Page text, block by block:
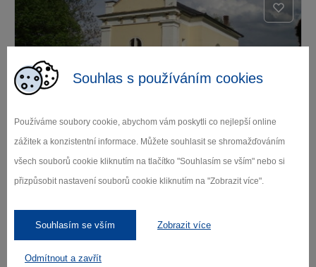
Souhlas s používáním cookies
Používáme soubory cookie, abychom vám poskytli co nejlepší online
zážitek a konzistentní informace. Můžete souhlasit se shromažďováním
všech souborů cookie kliknutím na tlačítko "Souhlasím se vším" nebo si
přizpůsobit nastavení souborů cookie kliknutím na "Zobrazit více".
Souhlasím se vším Zobrazit více
Odmítnout a zavřít
Evangelický kostel Horní Krupá